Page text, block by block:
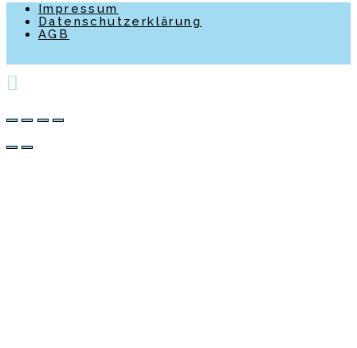
Impressum
Datenschutzerklärung
AGB